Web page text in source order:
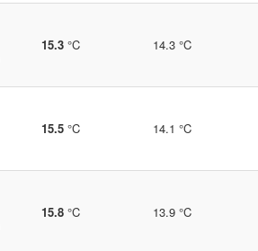
15.3°C 14.3 °C
15.5°C 14.1 °C
15.8°C 13.9 °C